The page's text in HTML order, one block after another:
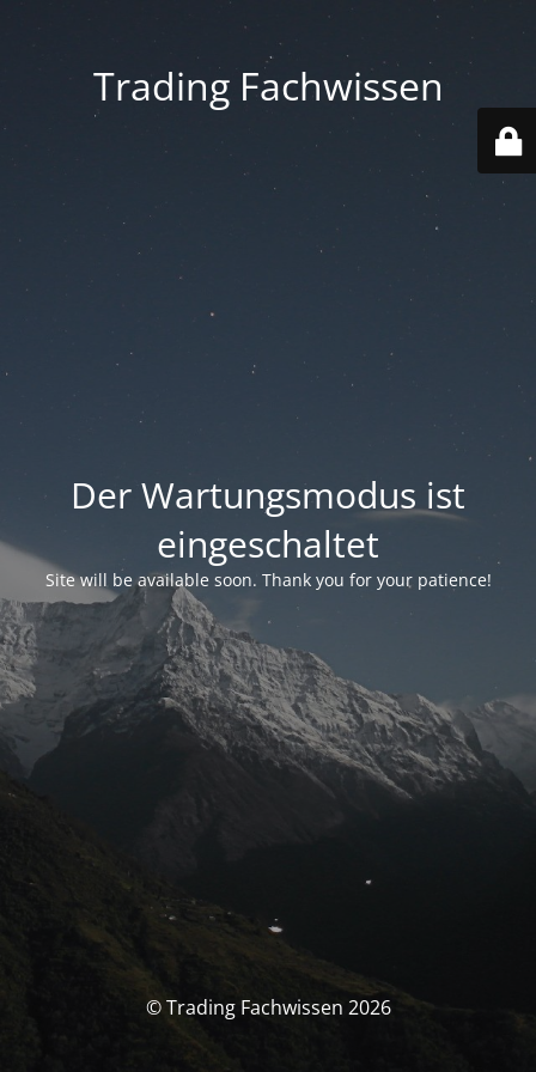
Trading Fachwissen
Der Wartungsmodus ist
eingeschaltet
Site will be available soon. Thank you for your patience!
© Trading Fachwissen 2026